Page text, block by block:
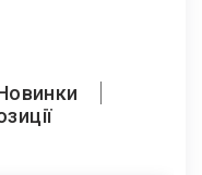
і постачається в